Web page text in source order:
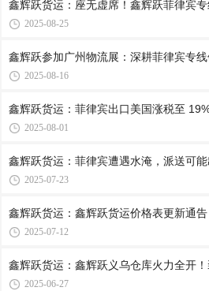
鑫辉跃货运：座无虚席！鑫辉跃菲律宾
2025-08-25
鑫辉跃参加广州物流展：深耕菲律宾专
2025-08-16
鑫辉跃货运：菲律宾出口美国涨税至
2025-08-01
鑫辉跃货运：菲律宾遭遇水淹，派送可
2025-07-23
鑫辉跃货运：鑫辉跃货运价格表更新通
2025-07-12
鑫辉跃货运：鑫辉跃义乌仓库火力全开
2025-06-27